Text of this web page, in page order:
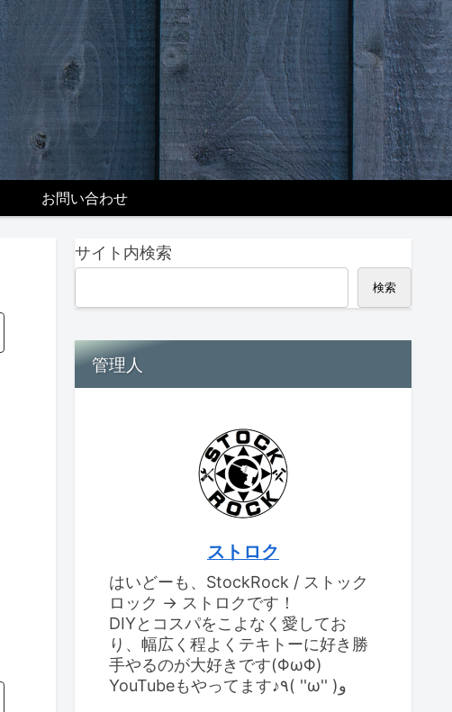
お問い合わせ
サイト内検索
検索
管理人
ストロク
はいどーも、StockRock / ストック
ロック → ストロクです！
DIYとコスパをこよなく愛してお
り、幅広く程よくテキトーに好き勝
手やるのが大好きです(ΦωΦ)
YouTubeもやってます♪٩( ''ω'' )و